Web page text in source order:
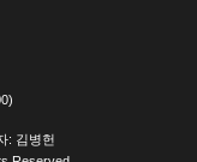
: 김병헌